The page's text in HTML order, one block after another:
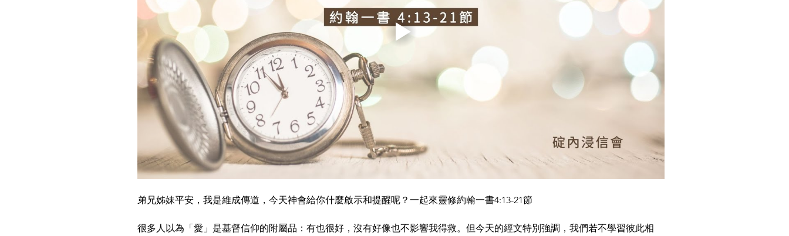
弟兄姊妹平安，我是維成傳道，今天神會給你什麼啟示和提醒呢？一起來靈修約翰一書4:13-21節
很多人以為「愛」是基督信仰的附屬品：有也很好，沒有好像也不影響我得救。但今天的經文特別強調，我們若不學習彼此相